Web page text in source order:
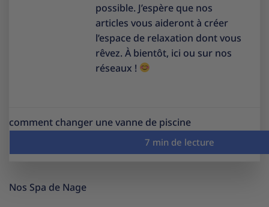
possible. J’espère que nos
articles vous aideront à créer
l’espace de relaxation dont vous
rêvez. À bientôt, ici ou sur nos
réseaux !
comment changer une vanne de piscine
Nos Spa de Nage